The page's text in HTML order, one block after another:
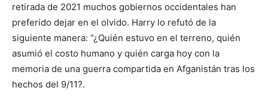
retirada de 2021 muchos gobiernos occidentales han
preferido dejar en el olvido. Harry lo refutó de la
siguiente manera: “¿Quién estuvo en el terreno, quién
asumió el costo humano y quién carga hoy con la
memoria de una guerra compartida en Afganistán tras los
hechos del 9/11?.